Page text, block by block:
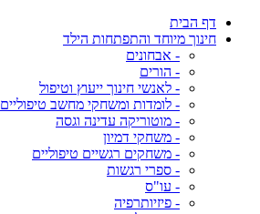
דף הבית
חינוך מיוחד והתפתחות הילד
- אבחונים
- הורים
- לאנשי חינוך ייעוץ וטיפול
- לומדות ומשחקי מחשב טיפוליים
- מוטוריקה עדינה וגסה
- משחקי דמיון
- משחקים רגשיים טיפוליים
- ספרי רגשות
- עו"ס
- פיזיותרפיה